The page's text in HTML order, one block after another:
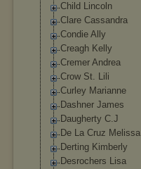
Child Lincoln
Clare Cassandra
Condie Ally
Creagh Kelly
Cremer Andrea
Crow St. Lili
Curley Marianne
Dashner James
Daugherty C.J
De La Cruz Melissa
Derting Kimberly
Desrochers Lisa